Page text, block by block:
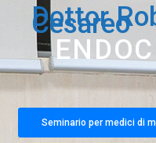
Dottor
Cesareo
Seminario per medici di